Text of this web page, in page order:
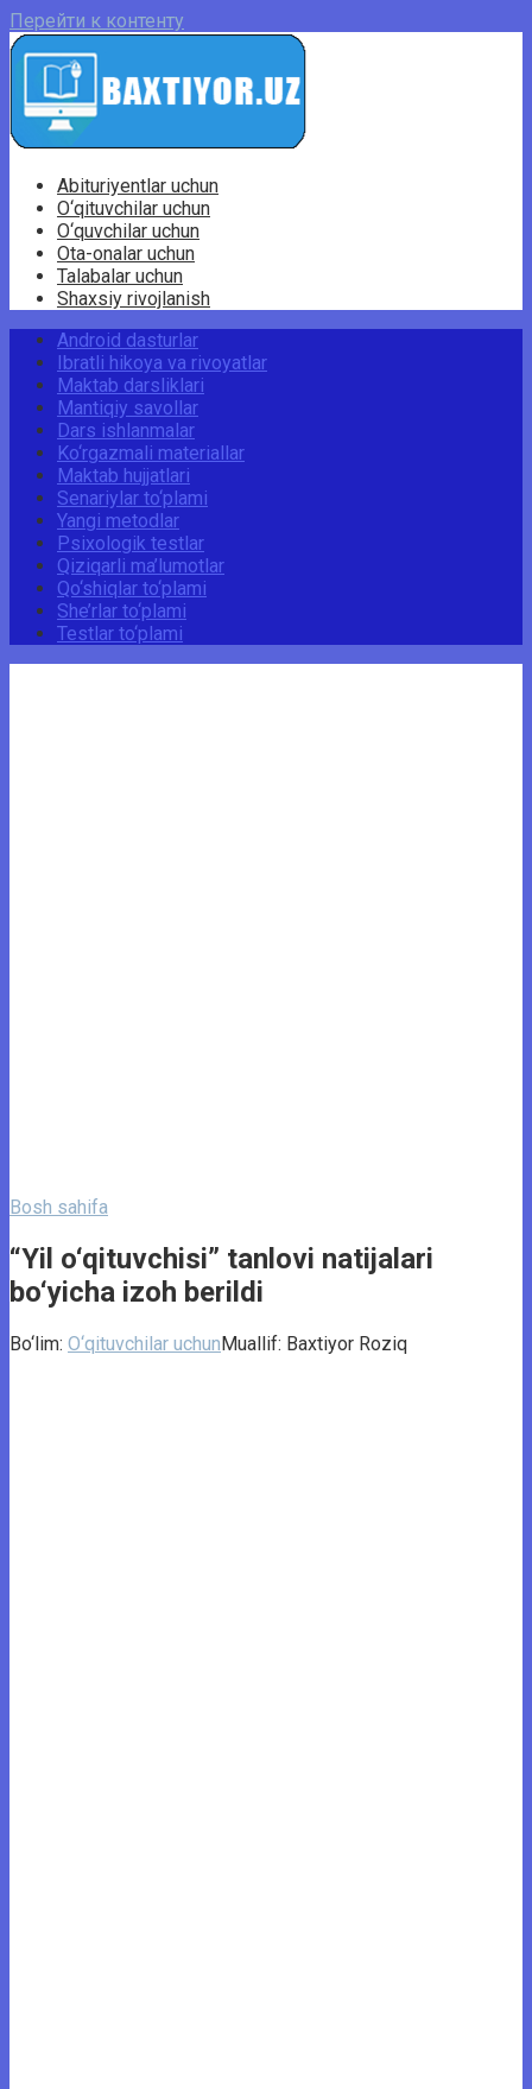
Перейти к контенту
Abituriyentlar uchun
O‘qituvchilar uchun
O‘quvchilar uchun
Ota-onalar uchun
Talabalar uchun
Shaxsiy rivojlanish
Android dasturlar
Ibratli hikoya va rivoyatlar
Maktab darsliklari
Mantiqiy savollar
Dars ishlanmalar
Ko‘rgazmali materiallar
Maktab hujjatlari
Senariylar to‘plami
Yangi metodlar
Psixologik testlar
Qiziqarli ma’lumotlar
Qo‘shiqlar to‘plami
She’rlar to‘plami
Testlar to‘plami
Bosh sahifa
“Yil o‘qituvchisi” tanlovi natijalari
bo‘yicha izoh berildi
Bo‘lim: O‘qituvchilar uchunMuallif: Baxtiyor Roziq